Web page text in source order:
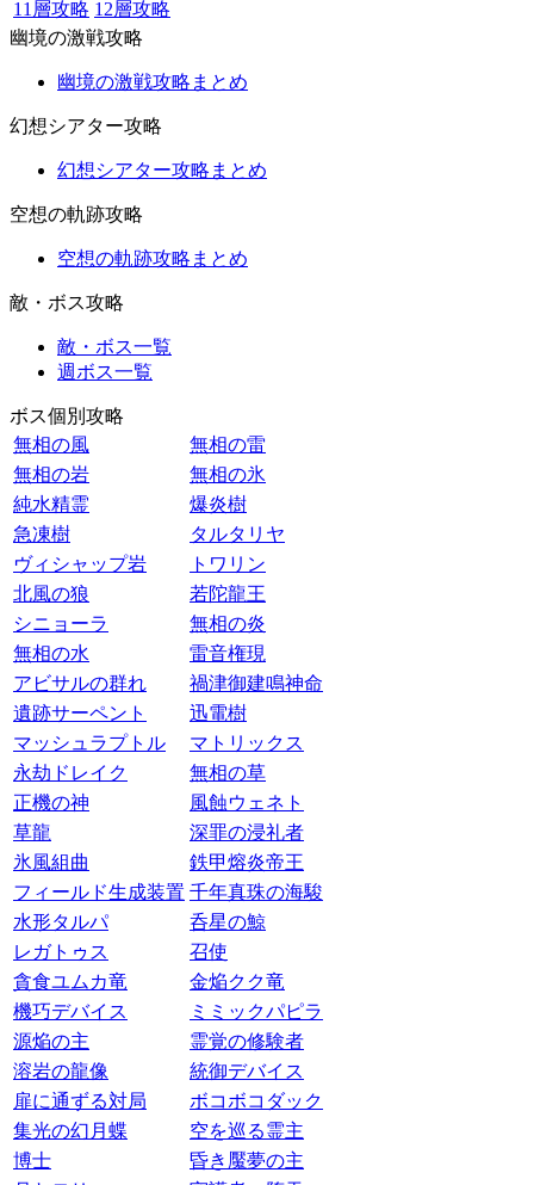
11層攻略 12層攻略
幽境の激戦攻略
幽境の激戦攻略まとめ
幻想シアター攻略
幻想シアター攻略まとめ
空想の軌跡攻略
空想の軌跡攻略まとめ
敵・ボス攻略
敵・ボス一覧
週ボス一覧
ボス個別攻略
無相の風
無相の雷
無相の岩
無相の氷
純水精霊
爆炎樹
急凍樹
タルタリヤ
ヴィシャップ岩
トワリン
北風の狼
若陀龍王
シニョーラ
無相の炎
無相の水
雷音権現
アビサルの群れ
禍津御建鳴神命
遺跡サーペント
迅電樹
マッシュラプトル
マトリックス
永劫ドレイク
無相の草
正機の神
風蝕ウェネト
草龍
深罪の浸礼者
氷風組曲
鉄甲熔炎帝王
フィールド生成装置 千年真珠の海駿
水形タルパ
呑星の鯨
レガトゥス
召使
貪食ユムカ竜
金焔クク竜
機巧デバイス
ミミックパピラ
源焔の主
霊覚の修験者
溶岩の龍像
統御デバイス
扉に通ずる対局
ボコボコダック
集光の幻月蝶
空を巡る霊主
博士
昏き魘夢の主